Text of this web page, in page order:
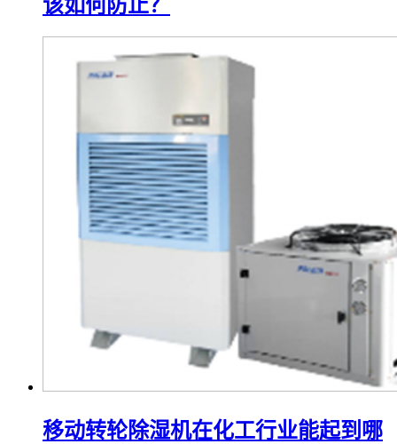
该如何防止？
移动转轮除湿机在化工行业能起到哪